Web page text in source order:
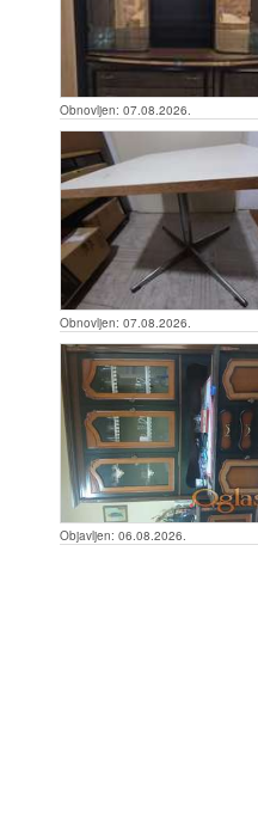
Obnovljen: 07.08.2026.
Obnovljen: 07.08.2026.
Objavljen: 06.08.2026.